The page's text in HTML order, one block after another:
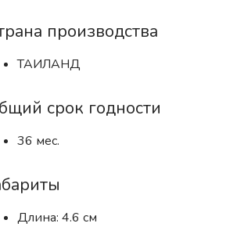
производства
ТАИЛАНД
срок годности
36 мес.
Длина: 4.6 см